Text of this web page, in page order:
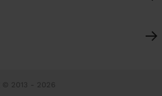
© 2013 - 2026